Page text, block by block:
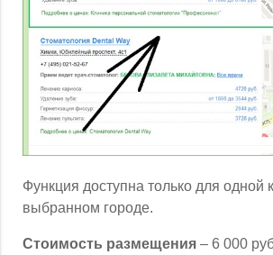
Функция доступна только для одной
выбранном городе.
Стоимость размещения – 6 000